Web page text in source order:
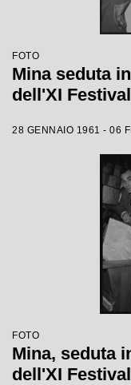
FOTO
Mina seduta
dell'XI
28 GENNAIO 1961 - 06
FOTO
Mina, seduta
dell'XI